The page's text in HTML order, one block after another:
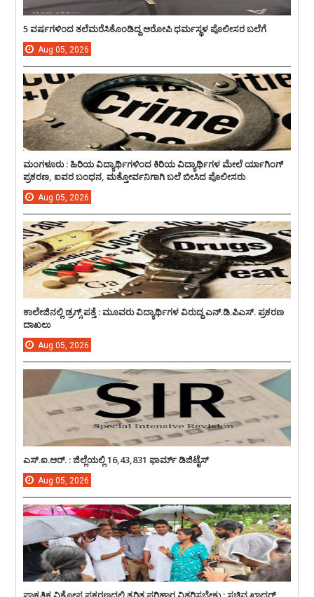
5 ವರ್ಷಗಳಿಂದ ತಲೆಮರೆಸಿಕೊಂಡಿದ್ದ ಆರೋಪಿ ಧರ್ಮಸ್ಥಳ ಪೊಲೀಸರ ಬಲೆಗೆ
Aug 05, 2026
ಮಂಗಳೂರು : ಹಿರಿಯ ವಿದ್ಯಾರ್ಥಿಗಳಿಂದ ಕಿರಿಯ ವಿದ್ಯಾರ್ಥಿಗಳ ಮೇಲೆ ರ್ಯಾಗಿಂಗ್
ಪ್ರಕರಣ, ಐವರ ಬಂಧನ, ಮತ್ತೋರ್ವನಿಗಾಗಿ ಬಲೆ ಬೀಸಿದ ಪೊಲೀಸರು
Aug 05, 2026
ಕಾಲೇಜಿನಲ್ಲಿ ಡ್ರಗ್ಸ್ ಪತ್ತೆ : ಮೂವರು ವಿದ್ಯಾರ್ಥಿಗಳ ವಿರುದ್ದ ಎನ್.ಡಿ.ಪಿಎಸ್. ಪ್ರಕರಣ
ದಾಖಲು
Aug 05, 2026
ಎಸ್.ಐ.ಆರ್. : ಜಿಲ್ಲೆಯಲ್ಲಿ 16,43,831 ಫಾರ್ಮ್ ಡಿಜಿಟೈಸ್
Aug 05, 2026